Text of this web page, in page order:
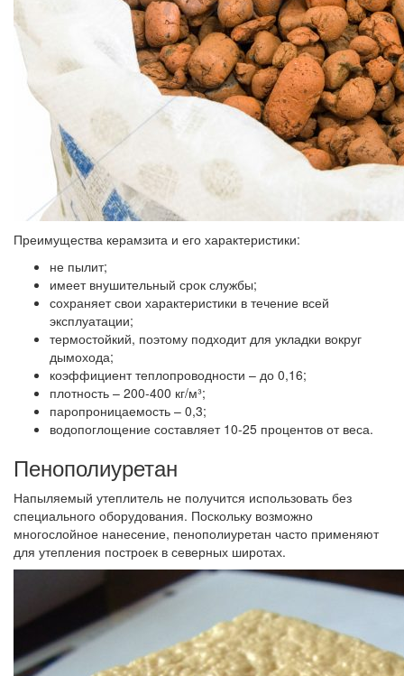
Преимущества керамзита и его характеристики:
не пылит;
имеет внушительный срок службы;
сохраняет свои характеристики в течение всей
эксплуатации;
термостойкий, поэтому подходит для укладки вокруг
дымохода;
коэффициент теплопроводности – до 0,16;
плотность – 200-400 кг/м³;
паропроницаемость – 0,3;
водопоглощение составляет 10-25 процентов от веса.
Пенополиуретан
Напыляемый утеплитель не получится использовать без
специального оборудования. Поскольку возможно
многослойное нанесение, пенополиуретан часто применяют
для утепления построек в северных широтах.